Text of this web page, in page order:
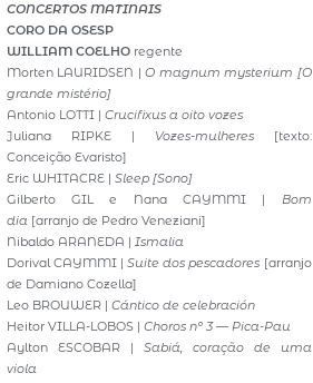
CONCERTOS MATINAIS
CORO DA OSESP
WILLIAM COELHO regente
Morten LAURIDSEN | O magnum mysterium [O
grande mistério]
Antonio LOTTI | Crucifixus a oito vozes
Juliana RIPKE | Vozes-mulheres[texto:
Conceição Evaristo]
Eric WHITACRE | Sleep [Sono]
Gilberto GIL e Nana CAYMMI | Bom
dia[arranjo de Pedro Veneziani]
Nibaldo ARANEDA | Ismalia
Dorival CAYMMI | Suite dos pescadores [arranjo
de Damiano Cozella]
Leo BROUWER | Cántico de celebración
Heitor VILLA-LOBOS | Choros nº 3 — Pica-Pau
Aylton ESCOBAR | Sabiá, coração de uma
viola